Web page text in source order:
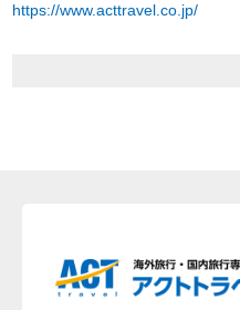
https://www.acttravel.co.jp/